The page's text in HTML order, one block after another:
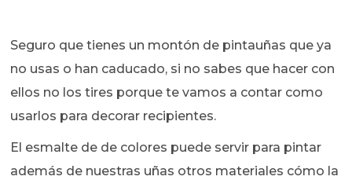
Seguro que tienes un montón de pintauñas que ya
no usas o han caducado, si no sabes que hacer con
ellos no los tires porque te vamos a contar como
usarlos para decorar recipientes.
El esmalte de de colores puede servir para pintar
además de nuestras uñas otros materiales cómo la